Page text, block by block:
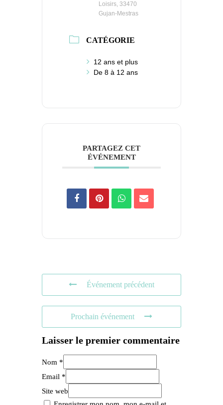
Loisirs, 33470
Gujan-Mestras
CATÉGORIE
12 ans et plus
De 8 à 12 ans
PARTAGEZ CET
ÉVÉNEMENT
Événement précédent
Prochain événement
Laisser le premier commentaire
Nom *
Email *
Site web